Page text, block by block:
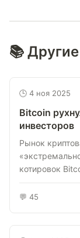
📚
🕒 4 ноя 2025
Bitcoin
инвесторов
Рынок
котировок
💬 45